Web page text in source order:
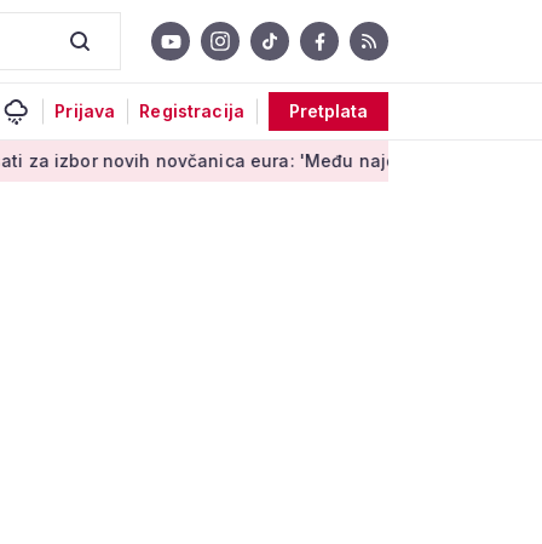
Prijava Registracija Pretplata
novčanica eura: 'Među najopipljivijim su izrazima Europe'